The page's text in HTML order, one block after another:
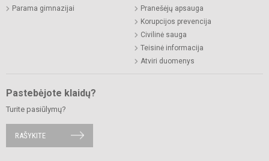
Parama gimnazijai
Pranešėjų apsauga
Korupcijos prevencija
Civilinė sauga
Teisinė informacija
Atviri duomenys
Pastebėjote klaidų?
Turite pasiūlymų?
RAŠYKITE